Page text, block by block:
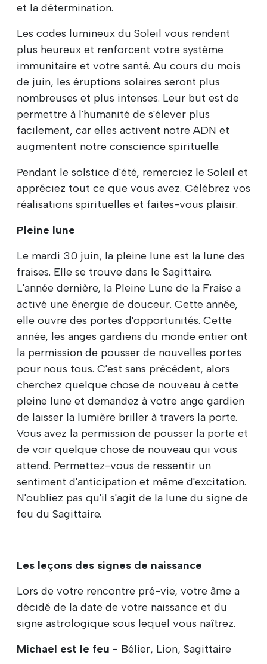
et la détermination.
Les codes lumineux du Soleil vous rendent
plus heureux et renforcent votre système
immunitaire et votre santé. Au cours du mois
de juin, les éruptions solaires seront plus
nombreuses et plus intenses. Leur but est de
permettre à l'humanité de s'élever plus
facilement, car elles activent notre ADN et
augmentent notre conscience spirituelle.
Pendant le solstice d'été, remerciez le Soleil et
appréciez tout ce que vous avez. Célébrez vos
réalisations spirituelles et faites-vous plaisir.
Pleine lune
Le mardi 30 juin, la pleine lune est la lune des
fraises. Elle se trouve dans le Sagittaire.
L'année dernière, la Pleine Lune de la Fraise a
activé une énergie de douceur. Cette année,
elle ouvre des portes d'opportunités. Cette
année, les anges gardiens du monde entier ont
la permission de pousser de nouvelles portes
pour nous tous. C'est sans précédent, alors
cherchez quelque chose de nouveau à cette
pleine lune et demandez à votre ange gardien
de laisser la lumière briller à travers la porte.
Vous avez la permission de pousser la porte et
de voir quelque chose de nouveau qui vous
attend. Permettez-vous de ressentir un
sentiment d'anticipation et même d'excitation.
N'oubliez pas qu'il s'agit de la lune du signe de
feu du Sagittaire.
Les leçons des signes de naissance
Lors de votre rencontre pré-vie, votre âme a
décidé de la date de votre naissance et du
signe astrologique sous lequel vous naîtrez.
Michael est le feu - Bélier, Lion, Sagittaire